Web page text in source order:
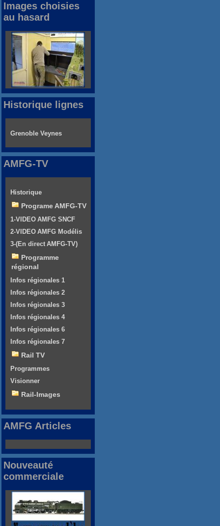
Images choisies
au hasard
Historique lignes
Grenoble Veynes
AMFG-TV
Historique
Programe AMFG-TV
1-VIDEO AMFG SNCF
2-VIDEO AMFG Modélis
3-(En direct AMFG-TV)
Programme
régional
Infos régionales 1
Infos régionales 2
Infos régionales 3
Infos régionales 4
Infos régionales 6
Infos régionales 7
Rail TV
Programmes
Visionner
Rail-Images
AMFG Articles
Nouveauté
commerciale